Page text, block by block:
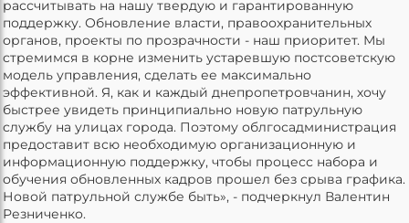
рассчитывать на нашу твердую и гарантированную
поддержку. Обновление власти, правоохранительных
органов, проекты по прозрачности - наш приоритет. Мы
стремимся в корне изменить устаревшую постсоветскую
модель управления, сделать ее максимально
эффективной. Я, как и каждый днепропетровчанин, хочу
быстрее увидеть принципиально новую патрульную
службу на улицах города. Поэтому облгосадминистрация
предоставит всю необходимую организационную и
информационную поддержку, чтобы процесс набора и
обучения обновленных кадров прошел без срыва графика.
Новой патрульной службе быть», - подчеркнул Валентин
Резниченко.